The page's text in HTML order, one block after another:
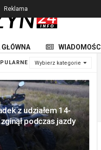
Wybierz kategorie
z udziałem 14-
podczas jazdy
Reklama
WIADOMOŚCI